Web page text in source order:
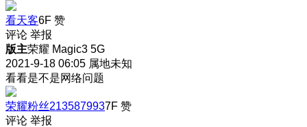
看天客6F 赞
评论 举报
版主荣耀 Magic3 5G
2021-9-18 06:05 属地未知
看看是不是网络问题
荣耀粉丝2135879937F 赞
评论 举报